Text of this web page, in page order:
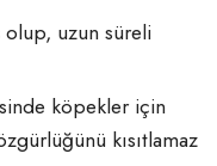
olup, uzun süreli
köpekler için
kısıtlamaz